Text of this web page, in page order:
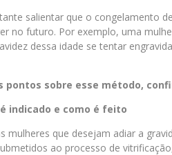
salientar que o congelamento
no futuro. Por exemplo, uma
dessa idade se tentar
pontos sobre esse método,
indicado e como é feito
que desejam adiar a
ao processo de